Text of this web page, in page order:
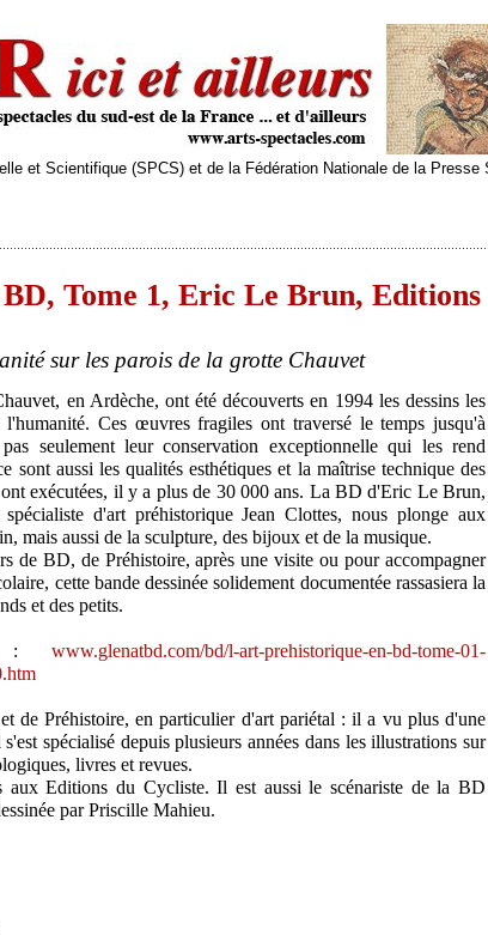
et Scientifique (SPCS) et de la Fédération Nationale de la Presse
Tome 1, Eric Le Brun, Editions
sur les parois de la grotte Chauvet
en Ardèche, ont été découverts en 1994 les dessins les
l'humanité. Ces œuvres fragiles ont traversé le temps jusqu'à
seulement leur conservation exceptionnelle qui les rend
sont aussi les qualités esthétiques et la maîtrise technique des
exécutées, il y a plus de 30 000 ans. La BD d'Eric Le Brun,
d'art préhistorique Jean Clottes, nous plonge aux
mais aussi de la sculpture, des bijoux et de la musique.
de BD, de Préhistoire, après une visite ou pour accompagner
cette bande dessinée solidement documentée rassasiera la
et des petits.
: www.glenatbd.com/bd/l-art-prehistorique-en-bd-tome-01-
de Préhistoire, en particulier d'art pariétal : il a vu plus d'une
spécialisé depuis plusieurs années dans les illustrations sur
livres et revues.
aux Editions du Cycliste. Il est aussi le scénariste de la BD
par Priscille Mahieu.